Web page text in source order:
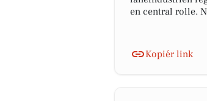
en central rolle.
Kopiér link